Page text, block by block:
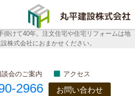
掛けて40年。注文住宅や住宅リフォームは地
株式会社におまかせください。
丸平建
設株式
会のご案内 アクセス
2966
お問い合わせ